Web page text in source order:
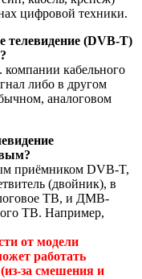
цифровой техники.
телевидение (DVB-T)
компании кабельного
либо в другом
аналоговом
приёмником DVB-T,
(двойник), в
ТВ, и ДМВ-
ТВ. Например,
от модели
работать
за смешения и